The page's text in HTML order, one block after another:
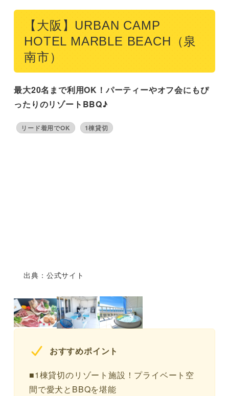
【大阪】URBAN CAMP
HOTEL MARBLE BEACH（泉
南市）
最大20名まで利用OK！パーティーやオフ会にもぴ
ったりのリゾートBBQ♪
リード着用でOK 1棟貸切
出典：公式サイト
おすすめポイント
■1棟貸切のリゾート施設！プライベート空
間で愛犬とBBQを堪能